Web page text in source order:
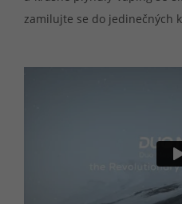
zamilujte se do jedinečných